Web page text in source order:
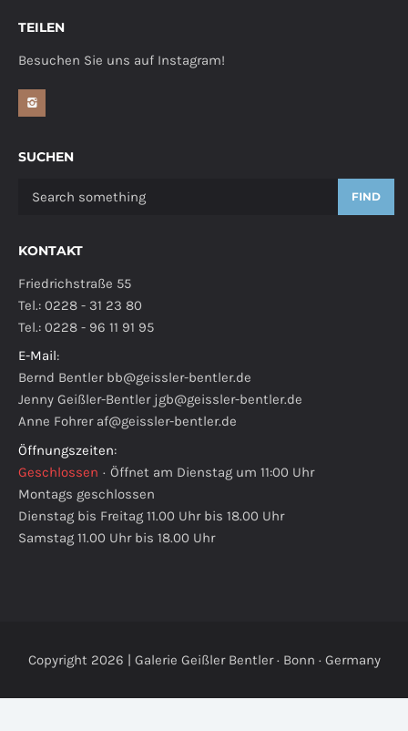
TEILEN
Besuchen Sie uns auf Instagram!
SUCHEN
FIND
KONTAKT
Friedrichstraße 55
Tel.: 0228 - 31 23 80
Tel.: 0228 - 96 11 91 95
E-Mail:
Bernd Bentler bb@geissler-bentler.de
Jenny Geißler-Bentler jgb@geissler-bentler.de
Anne Fohrer af@geissler-bentler.de
Öffnungszeiten:
Geschlossen · Öffnet am Dienstag um 11:00 Uhr
Montags geschlossen
Dienstag bis Freitag 11.00 Uhr bis 18.00 Uhr
Samstag 11.00 Uhr bis 18.00 Uhr
Copyright 2026 | Galerie Geißler Bentler · Bonn · Germany